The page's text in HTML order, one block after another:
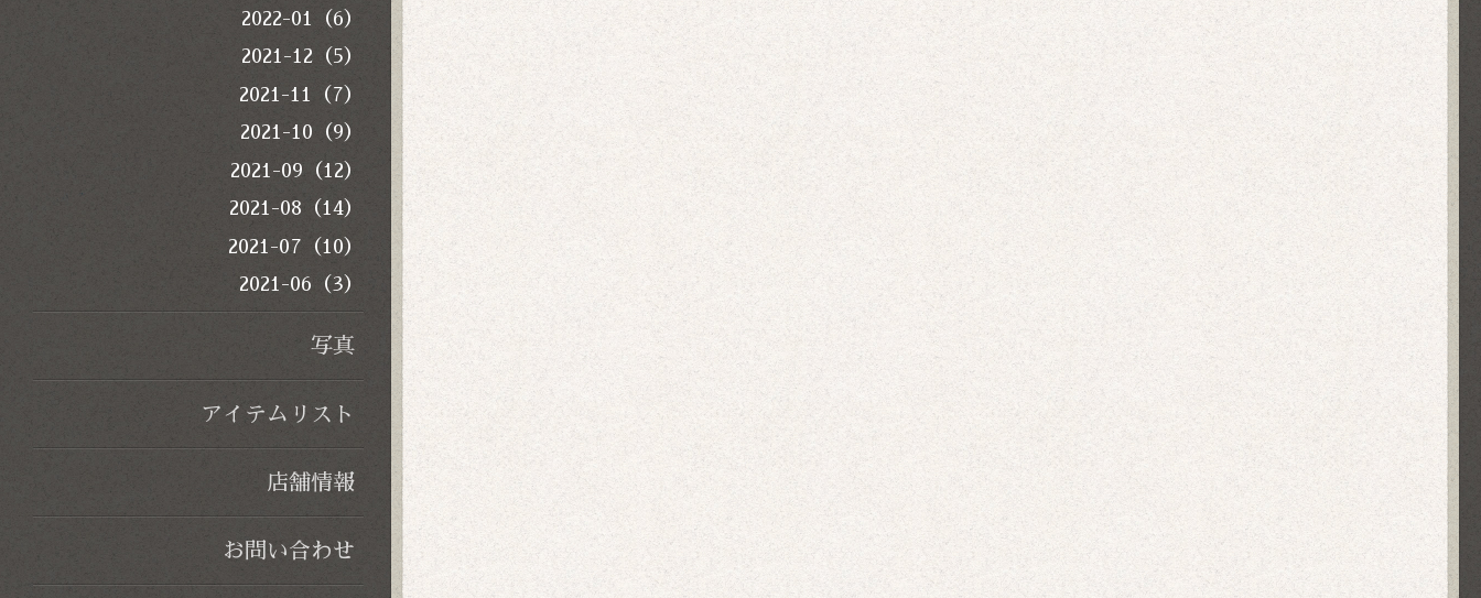
2022-01（6）
2021-12（5）
2021-11（7）
2021-10（9）
2021-09（12）
2021-08（14）
2021-07（10）
2021-06（3）
写真
アイテムリスト
店舗情報
お問い合わせ